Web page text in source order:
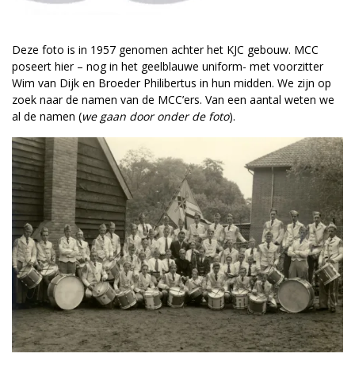
Deze foto is in 1957 genomen achter het KJC gebouw. MCC
poseert hier – nog in het geelblauwe uniform- met voorzitter
Wim van Dijk en Broeder Philibertus in hun midden. We zijn op
zoek naar de namen van de MCC’ers. Van een aantal weten we
al de namen (we gaan door onder de foto).